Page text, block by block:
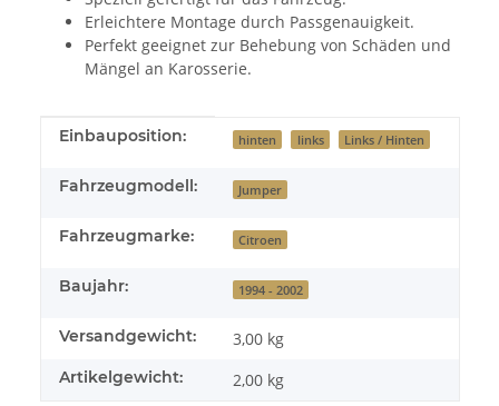
Erleichtere Montage durch Passgenauigkeit.
Perfekt geeignet zur Behebung von Schäden und
Mängel an Karosserie.
Produkteigenschaft
Wert
Einbauposition: hinten links Links / Hinten
Fahrzeugmodell: Jumper
Fahrzeugmarke: Citroen
Baujahr: 1994 - 2002
Versandgewicht: 3,00 kg
Artikelgewicht: 2,00 kg